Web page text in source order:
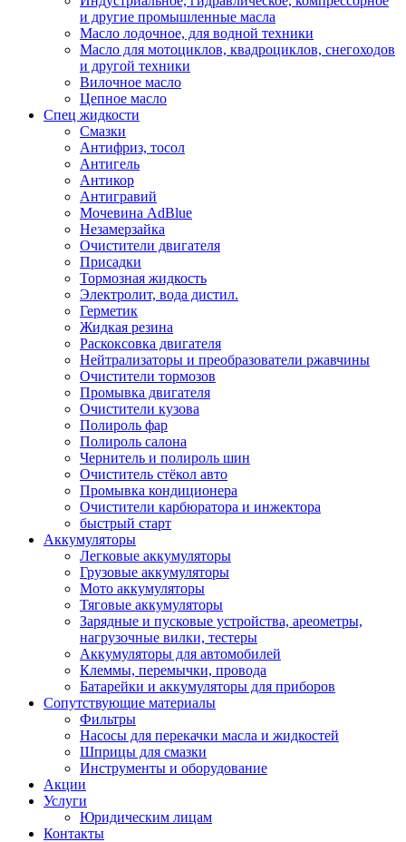
и другие промышленные масла
Масло лодочное, для водной техники
Масло для мотоциклов, квадроциклов, снегоходов
и другой техники
Вилочное масло
Цепное масло
Спец жидкости
Смазки
Антифриз, тосол
Антигель
Антикор
Антигравий
Мочевина AdBlue
Незамерзайка
Очистители двигателя
Присадки
Тормозная жидкость
Электролит, вода дистил.
Герметик
Жидкая резина
Раскоксовка двигателя
Нейтрализаторы и преобразователи ржавчины
Очистители тормозов
Промывка двигателя
Очистители кузова
Полироль фар
Полироль салона
Чернитель и полироль шин
Очиститель стёкол авто
Промывка кондиционера
Очистители карбюратора и инжектора
быстрый старт
Аккумуляторы
Легковые аккумуляторы
Грузовые аккумуляторы
Мото аккумуляторы
Тяговые аккумуляторы
Зарядные и пусковые устройства, ареометры,
нагрузочные вилки, тестеры
Аккумуляторы для автомобилей
Клеммы, перемычки, провода
Батарейки и аккумуляторы для приборов
Сопутствующие материалы
Фильтры
Насосы для перекачки масла и жидкостей
Шприцы для смазки
Инструменты и оборудование
Акции
Услуги
Юридическим лицам
Контакты